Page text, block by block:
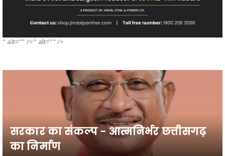
" alt="" />" alt="" />
सरकार का संकल्प - आत्मनिर्भर छत्तीसगढ़
का निर्माण